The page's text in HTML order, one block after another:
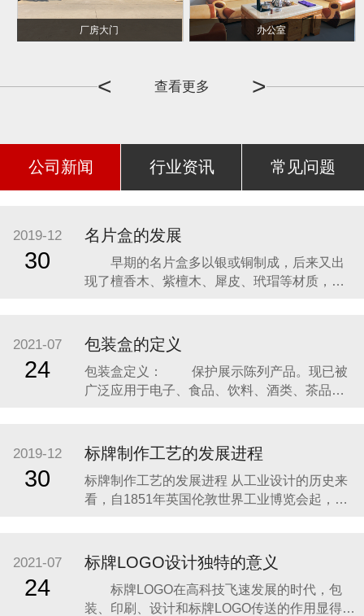
厂房大门 办公室
>
查看更多
<
冲压机 线切割
公司新闻 行业资讯 常见问题
2019-12
30
名片盒的发展
早期的名片盒多以银或铜制成，后来又出
现了檀香木、紫檀木、犀皮、玳瑁等材质，其
盒上的图案，融合了雕、镂、刻、镶等诸多工
艺，做工极其精巧细致。尤其是以硬木制作的
名片盒，堪称精美的艺术品。工匠们以刀代
笔，以圆雕、透雕
2021-07
24
包装盒的定义
包装盒定义： 保护展示陈列产品。现已被
广泛应用于电子、食品、饮料、酒类、茶品、
是一个不可缺少的行业。 2011年，包装行
业工业总产值为9296.39亿元，以包装盒行业的
工业总产值在占全国包装业工业总产值
2019-12
30
标牌制作工艺的发展进程
标牌制作工艺的发展进程 从工业设计的历史来
看，自1851年英国伦敦世界工业博览会起，各
工业发展水平休戚相关、同步并行。 从我国的
情况看，20世纪50年代前后，我国工业发展处
于起步阶段，当时只有铜牌和
2021-07
24
标牌LOGO设计独特的意义
标牌LOGO在高科技飞速发展的时代，包
装、印刷、设计和标牌LOGO传送的作用显得越